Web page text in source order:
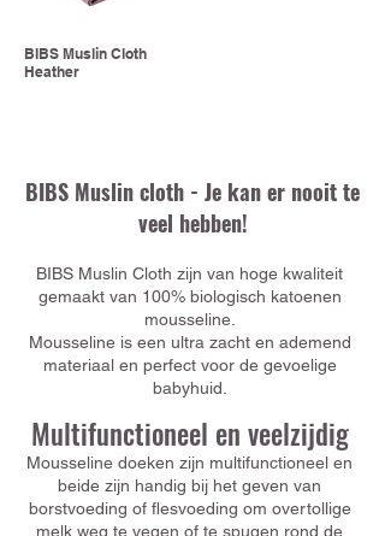
BIBS Muslin Cloth
Heather
BIBS Muslin cloth - Je kan er nooit te
veel hebben!
BIBS Muslin Cloth zijn van hoge kwaliteit
gemaakt van 100% biologisch katoenen
mousseline.
Mousseline is een ultra zacht en ademend
materiaal en perfect voor de gevoelige
babyhuid.
Multifunctioneel en veelzijdig
Mousseline doeken zijn multifunctioneel en
beide zijn handig bij het geven van
borstvoeding of flesvoeding om overtollige
melk weg te vegen of te spugen rond de